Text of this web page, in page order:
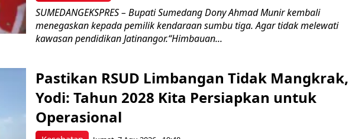
SUMEDANGEKSPRES – Bupati Sumedang Dony Ahmad Munir kembali
menegaskan kepada pemilik kendaraan sumbu tiga. Agar tidak melewati
kawasan pendidikan Jatinangor.“Himbauan...
Pastikan RSUD Limbangan Tidak Mangkrak,
Yodi: Tahun 2028 Kita Persiapkan untuk
Operasional